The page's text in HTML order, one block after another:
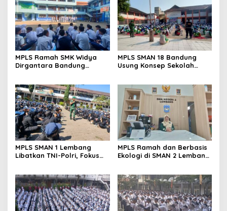
MPLS Ramah SMK Widya
Dirgantara Bandung
MPLS SMAN 18 Bandung
Usung Konsep Sekolah
MPLS SMAN 1 Lembang
Libatkan TNI-Polri, Fokus
MPLS Ramah dan Berbasis
Ekologi di SMAN 2 Lembang